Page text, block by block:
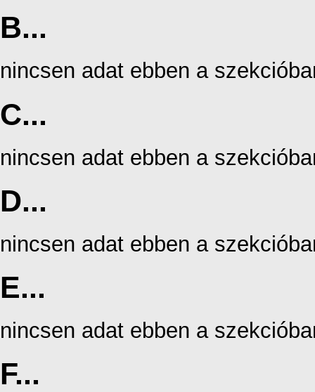
B...
nincsen adat ebben a
C...
nincsen adat ebben a
D...
nincsen adat ebben a
E...
nincsen adat ebben a
F...